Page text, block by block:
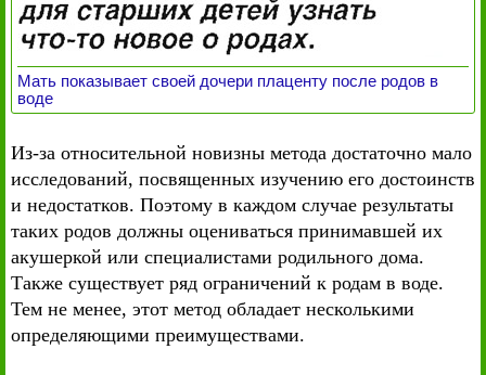
Мать показывает своей дочери плаценту после родов в
воде
Из-за относительной новизны метода достаточно мало
исследований, посвященных изучению его достоинств
и недостатков. Поэтому в каждом случае результаты
таких родов должны оцениваться принимавшей их
акушеркой или специалистами родильного дома.
Также существует ряд ограничений к родам в воде.
Тем не менее, этот метод обладает несколькими
определяющими преимуществами.